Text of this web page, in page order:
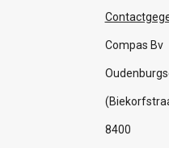
Compas Bv
8400